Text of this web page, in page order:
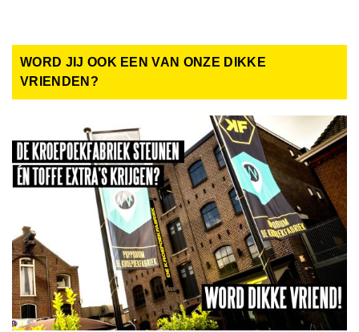
WORD JIJ OOK EEN VAN ONZE DIKKE
VRIENDEN?